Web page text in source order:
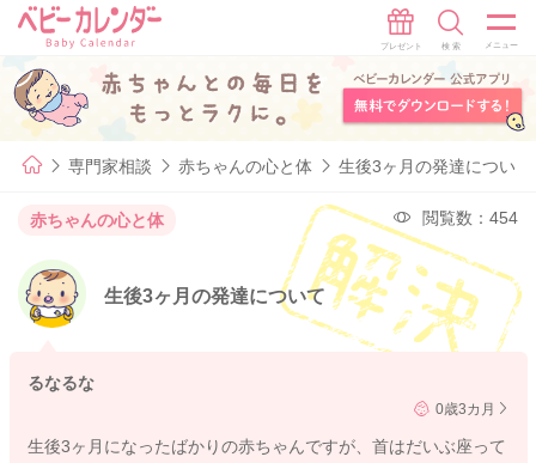
専門家相談 赤ちゃんの心と体 生後3ヶ月の発達について
赤ちゃんの心と体 閲覧数：454
生後3ヶ月の発達について
るなるな
0歳3カ月
生後3ヶ月になったばかりの赤ちゃんですが、首はだいぶ座って